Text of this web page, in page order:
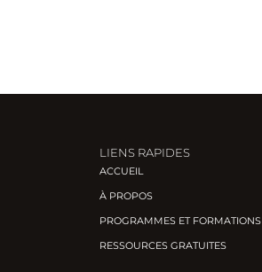
LIENS RAPIDES
ACCUEIL
À PROPOS
PROGRAMMES ET FORMATIONS
RESSOURCES GRATUITES